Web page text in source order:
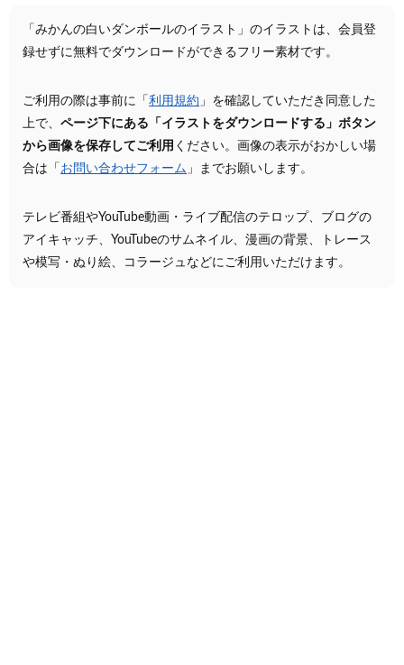
「みかんの白いダンボールのイラスト」のイラストは、会員登
録せずに無料でダウンロードができるフリー素材です。
ご利用の際は事前に「 利用規約 」を確認していただき同意した
上で、 ページ下にある「イラストをダウンロードする」ボタン
から画像を保存してご利用 ください。画像の表示がおかしい場
合は「 お問い合わせフォーム 」までお願いします。
テレビ番組やYouTube動画・ライブ配信のテロップ、ブログの
アイキャッチ、YouTubeのサムネイル、漫画の背景、トレース
や模写・ぬり絵、コラージュなどにご利用いただけます。